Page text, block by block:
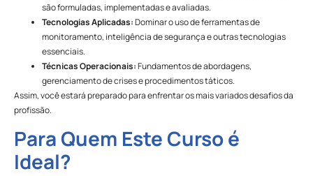
são formuladas, implementadas e avaliadas.
Tecnologias Aplicadas:Dominar o uso de ferramentas de
monitoramento, inteligência de segurança e outras tecnologias
essenciais.
Técnicas Operacionais:Fundamentos de abordagens,
gerenciamento de crises e procedimentos táticos.
Assim, você estará preparado para enfrentar os mais variados desafios da
profissão.
Para Quem Este Curso é
Ideal?